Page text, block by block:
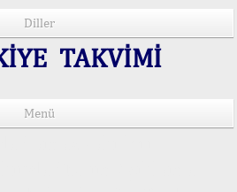
Diller
TAKVİMİ
Menü